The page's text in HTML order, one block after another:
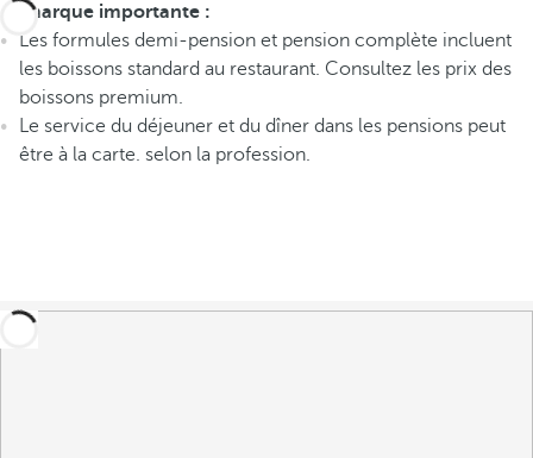
Remarque importante :
Les formules demi-pension et pension complète incluent
les boissons standard au restaurant. Consultez les prix des
boissons premium.
Le service du déjeuner et du dîner dans les pensions peut
être à la carte. selon la profession.